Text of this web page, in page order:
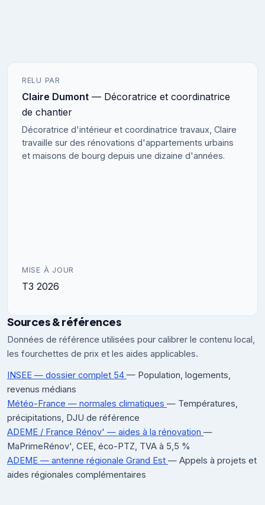
RELU PAR
Claire Dumont — Décoratrice et coordinatrice
de chantier
Décoratrice d'intérieur et coordinatrice travaux, Claire
travaille sur des rénovations d'appartements urbains
et maisons de bourg depuis une dizaine d'années.
MISE À JOUR
T3 2026
Sources & références
Données de référence utilisées pour calibrer le contenu local,
les fourchettes de prix et les aides applicables.
INSEE — dossier complet 54 — Population, logements,
revenus médians
Météo-France — normales climatiques — Températures,
précipitations, DJU de référence
ADEME / France Rénov' — aides à la rénovation —
MaPrimeRénov', CEE, éco-PTZ, TVA à 5,5 %
ADEME — antenne régionale Grand Est — Appels à projets et
aides régionales complémentaires